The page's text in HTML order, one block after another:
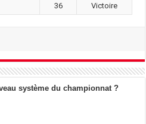
36 Victoire
système du championnat ?